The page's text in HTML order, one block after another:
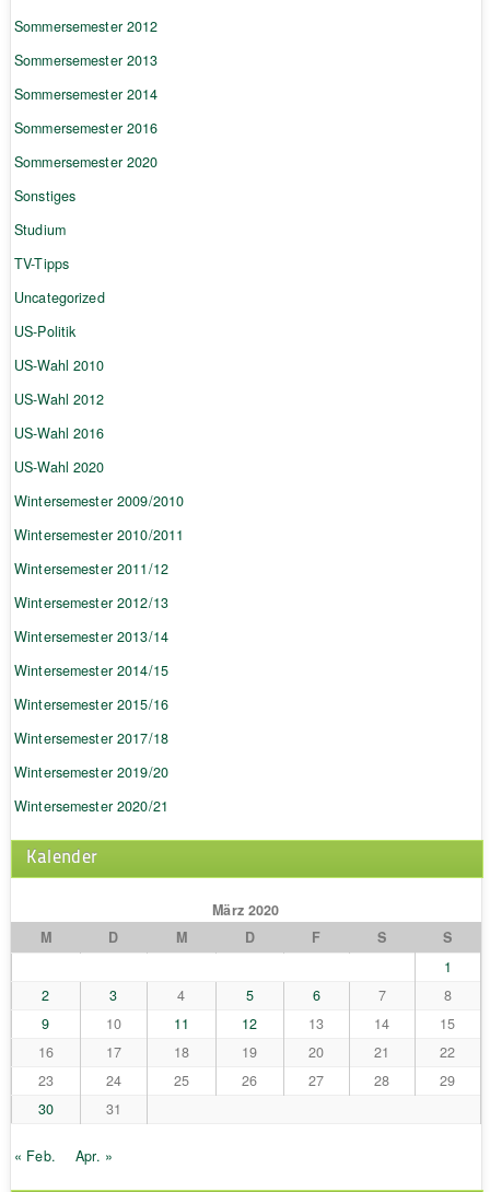
Sommersemester 2012
Sommersemester 2013
Sommersemester 2014
Sommersemester 2016
Sommersemester 2020
Sonstiges
Studium
TV-Tipps
Uncategorized
US-Politik
US-Wahl 2010
US-Wahl 2012
US-Wahl 2016
US-Wahl 2020
Wintersemester 2009/2010
Wintersemester 2010/2011
Wintersemester 2011/12
Wintersemester 2012/13
Wintersemester 2013/14
Wintersemester 2014/15
Wintersemester 2015/16
Wintersemester 2017/18
Wintersemester 2019/20
Wintersemester 2020/21
Kalender
März 2020
M
D M D F S
S
1
2
3 4 5 6 7
8
9
10 11 12 13 14
15
16
17 18 19 20 21
22
23
24 25 26 27 28
29
30
31
« Feb. Apr. »